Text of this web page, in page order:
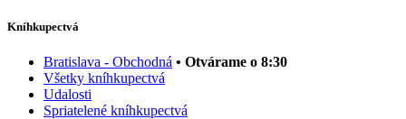
Kníhkupectvá
Bratislava - Obchodná • Otvárame o 8:30
Všetky kníhkupectvá
Udalosti
Spriatelené kníhkupectvá